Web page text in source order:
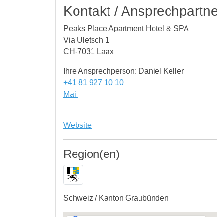
Kontakt /
Peaks Place Apartment Hotel & SPA
Via Uletsch 1
CH-7031 Laax
Ihre Ansprechperson: Daniel Keller
+41 81 927 10 10
Mail
Website
Region(en)
Schweiz / Kanton Graubünden